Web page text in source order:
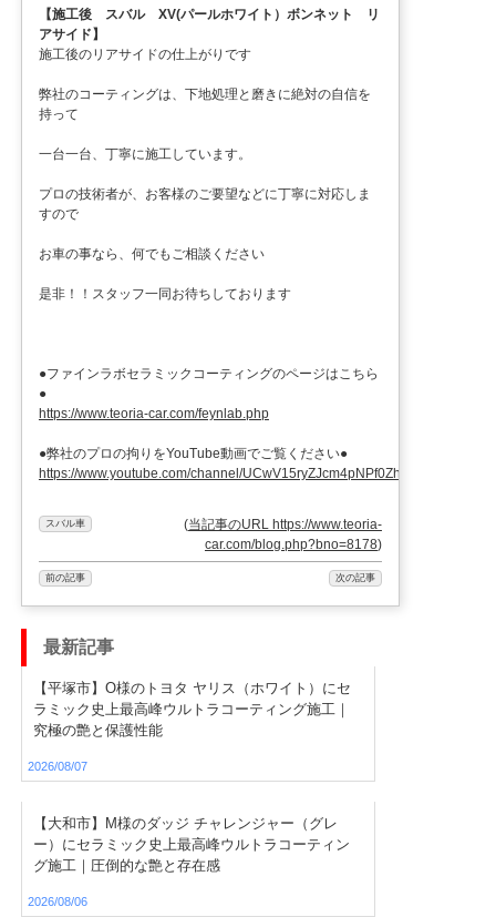
【施工後 スバル XV(パールホワイト）ボンネット リ
アサイド】
施工後のリアサイドの仕上がりです
弊社のコーティングは、下地処理と磨きに絶対の自信を
持って
一台一台、丁寧に施工しています。
プロの技術者が、お客様のご要望などに丁寧に対応しま
すので
お車の事なら、何でもご相談ください
是非！！スタッフ一同お待ちしております
●ファインラボセラミックコーティングのページはこちら
●
https://www.teoria-car.com/feynlab.php
●弊社のプロの拘りをYouTube動画でご覧ください●
https://www.youtube.com/channel/UCwV15ryZJcm4pNPf0ZhXu9g
スバル車 (当記事のURL https://www.teoria-
car.com/blog.php?bno=8178)
前の記事 次の記事
最新記事
【平塚市】O様のトヨタ ヤリス（ホワイト）にセ
ラミック史上最高峰ウルトラコーティング施工｜
究極の艶と保護性能
2026/08/07
【大和市】M様のダッジ チャレンジャー（グレ
ー）にセラミック史上最高峰ウルトラコーティン
グ施工｜圧倒的な艶と存在感
2026/08/06